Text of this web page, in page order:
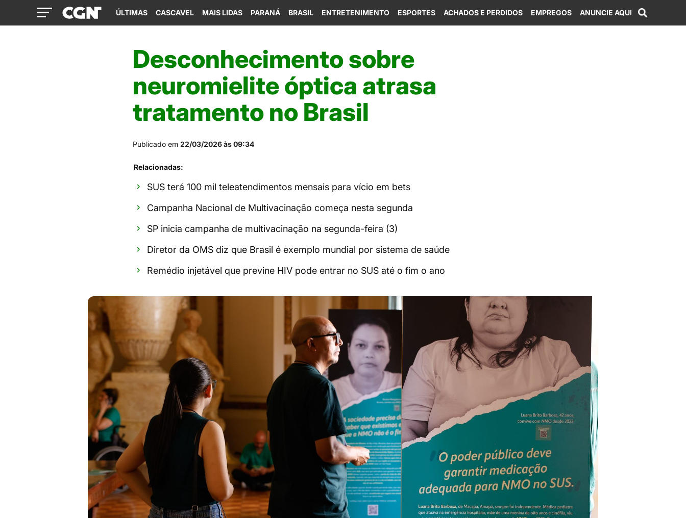
ÚLTIMAS CASCAVEL MAIS LIDAS PARANÁ BRASIL ENTRETENIMENTO ESPORTES ACHADOS E PERDIDOS EMPREGOS ANUNCIE AQUI
Desconhecimento sobre
neuromielite óptica atrasa
tratamento no Brasil
Publicado em 22/03/2026 às 09:34
Relacionadas:
SUS terá 100 mil teleatendimentos mensais para vício em bets
Campanha Nacional de Multivacinação começa nesta segunda
SP inicia campanha de multivacinação na segunda-feira (3)
Diretor da OMS diz que Brasil é exemplo mundial por sistema de saúde
Remédio injetável que previne HIV pode entrar no SUS até o fim o ano